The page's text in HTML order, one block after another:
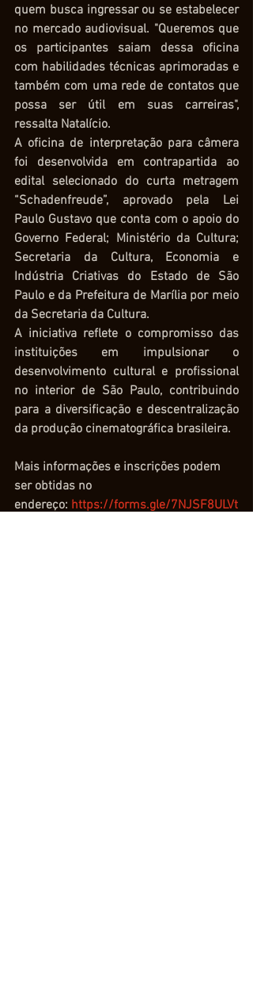
quem busca ingressar ou se estabelecer
no mercado audiovisual. "Queremos que
os participantes saiam dessa oficina
com habilidades técnicas aprimoradas e
também com uma rede de contatos que
possa ser útil em suas carreiras",
ressalta Natalício.
A oficina de interpretação para câmera
foi desenvolvida em contrapartida ao
edital selecionado do curta metragem
“Schadenfreude”, aprovado pela Lei
Paulo Gustavo que conta com o apoio do
Governo Federal; Ministério da Cultura;
Secretaria da Cultura, Economia e
Indústria Criativas do Estado de São
Paulo e da Prefeitura de Marília por meio
da Secretaria da Cultura.
A iniciativa reflete o compromisso das
instituições em impulsionar o
desenvolvimento cultural e profissional
no interior de São Paulo, contribuindo
para a diversificação e descentralização
da produção cinematográfica brasileira.
Mais informações e inscrições podem
ser obtidas no
endereço: https://forms.gle/7NJSF8ULVt